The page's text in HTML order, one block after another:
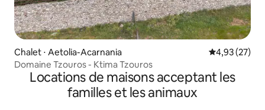
Chalet ⋅ Aetolia-Acarnania Évaluation
4,93 (27)
Domaine Tzouros - Ktima Tzouros
Locations de maisons acceptant les
familles et les animaux